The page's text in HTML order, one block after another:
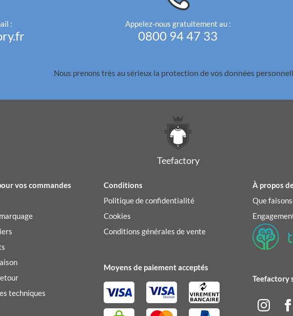
: Appelez-nous gratuitement au :
0800 94 47 33
Nous prenons très au sérieux la protection de vos données
Teefactory
vos commandes
techniques
Conditions
Politique de confidentialité
Cookies
Conditions générales de vente
Moyens de paiement acceptés
À propos
Que
Teefactory